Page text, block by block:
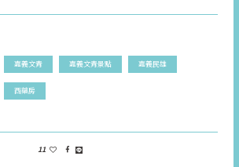
嘉義文青 嘉義文青景點 嘉義民雄
西藥房
11